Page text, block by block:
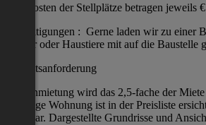
Die Kosten der Stellplätze betragen
Besichtigungen : Gerne laden wir zu einer
Kinder oder Haustiere mit auf die Baustelle
Bonitätsanforderung
Zur Anmietung wird das 2,5-fache der
jeweilige Wohnung ist in der Preisliste
ableitbar. Dargestellte Grundrisse und